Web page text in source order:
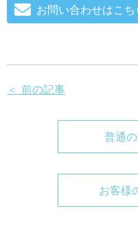
お問い合わせはこち
＜ 前の記事
普通
お客様